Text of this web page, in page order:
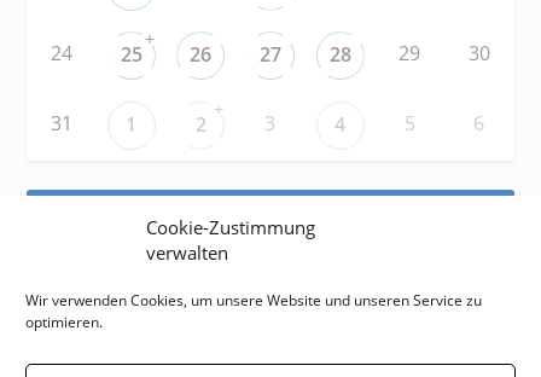
Cookie-Zustimmung
verwalten
Wir verwenden Cookies, um unsere Website und unseren Service zu
optimieren.
24 25
+
26 27 28 29 30
31 1 2
+
3 4 5 6